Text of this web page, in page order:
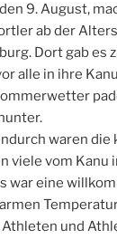
9. August,
ab der
Dort gab es
alle in ihre
waren die
viele vom Kanu
war eine
und